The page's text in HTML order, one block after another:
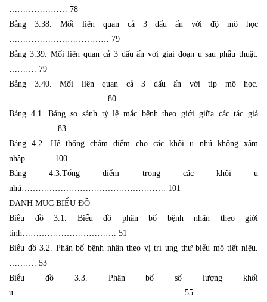
………………… 78
Bảng 3.38. Mối liên quan cả 3 dấu ấn với độ mô học
……………………………… 79
Bảng 3.39. Mối liên quan cả 3 dấu ấn với giai đoạn u sau phẫu thuật.
………. 79
Bảng 3.40. Mối liên quan cả 3 dấu ấn với típ mô học.
…………………………….. 80
Bảng 4.1. Bảng so sánh tỷ lệ mắc bệnh theo giới giữa các tác giả
…………….. 83
Bảng 4.2. Hệ thống chấm điểm cho các khối u nhú không xâm
nhập………. 100
Bảng 4.3.Tổng điểm trong các khối u
nhú……………………………………………. 101
DANH MỤC BIỂU ĐỒ
Biểu đồ 3.1. Biểu đồ phân bố bệnh nhân theo giới
tính……………………………. 51
Biểu đồ 3.2. Phân bố bệnh nhân theo vị trí ung thư biểu mô tiết niệu.
………. 53
Biểu đồ 3.3. Phân bố số lượng khối
u……………………………………………………. 55